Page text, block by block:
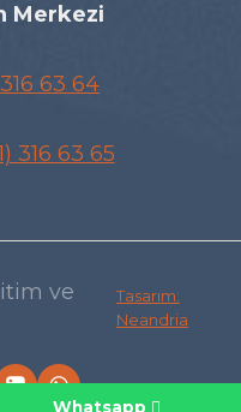
Merkezi
63 64
316 63 65
ve
Tasarım:
Neandria
Whatsapp